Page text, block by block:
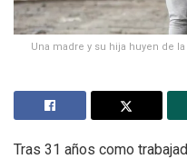
Una madre y su hija huyen de
Tras 31 años como